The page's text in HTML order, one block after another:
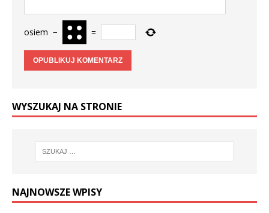
osiem − =
WYSZUKAJ NA STRONIE
NAJNOWSZE WPISY